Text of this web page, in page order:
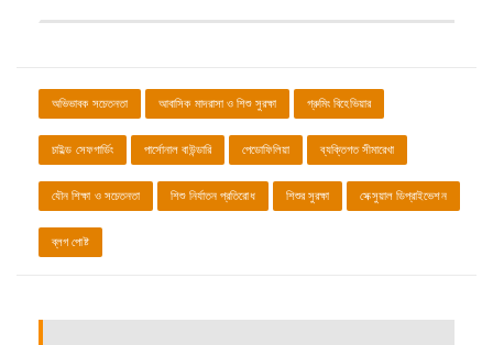
অভিভাবক সচেতনতা আবাসিক মাদরাসা ও শিশু সুরক্ষা গ্রুমিং বিহেভিয়ার
চাইল্ড সেফগার্ডিং পার্সোনাল বাউন্ডারি পেডোফিলিয়া ব্যক্তিগত সীমারেখা
যৌন শিক্ষা ও সচেতনতা শিশু নির্যাতন প্রতিরোধ শিশুর সুরক্ষা সেক্সুয়াল ডিপ্রাইভেশন
ব্লগ পোষ্ট